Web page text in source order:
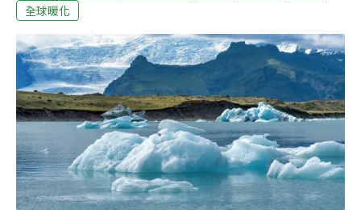
全新發現。研究古代病毒演化進程 學者開發新技術分析冰
號稱世界「第三極」，自1970年以來，由於氣候危機，其
冰層減少了近1/4。古代病毒的發現，可以幫助科學家了解
它們如何在不斷變化的環境條件中，經過數百年和數千年
的演化。為了評估冰芯的內容物，研究團隊開發出一種新
的「超乾淨（ultra-clean）」法，可以在不污染冰芯的情
況下分析其中的微生物和病毒。該研究的主要作者、俄亥
俄州立大學的博德極地與氣候研究中心研究員鍾志平
（Zhi-Ping Zhong，音譯）說：「這些冰川隨時間逐漸
全球暖化